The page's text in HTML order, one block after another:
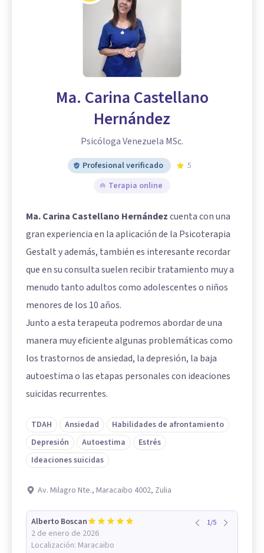
Ma. Carina Castellano
Hernández
Psicóloga Venezuela MSc.
Profesional verificado
5
Terapia online
Ma. Carina Castellano Hernándezcuenta con una
gran experiencia en la aplicación de la Psicoterapia
Gestalt y además, también es interesante recordar
que en su consulta suelen recibir tratamiento muy a
menudo tanto adultos como adolescentes o niños
menores de los 10 años.
Junto a esta terapeuta podremos abordar de una
manera muy eficiente algunas problemáticas como
los trastornos de ansiedad, la depresión, la baja
autoestima o las etapas personales con ideaciones
suicidas recurrentes.
TDAH Ansiedad
Habilidades de afrontamiento
Depresión
Autoestima
Estrés
Ideaciones suicidas
Av. Milagro Nte., Maracaibo 4002, Zulia
Alberto Boscan
2 de enero de 2026
Localización: Maracaibo
1/5